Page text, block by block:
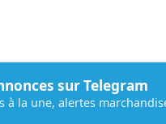
sur Telegram
à la une, alertes